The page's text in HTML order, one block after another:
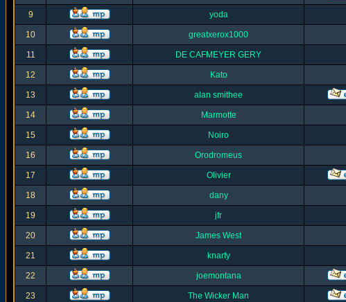
9 yoda
10 greatxerox1000
11 DE CAFMEYER GERY
12 Kato
13 alan smithee
14 Marmotte
15 Noiro
16 Orodromeus
17 Olivier
18 dany
19 jfr
20 James West
21 knarfy
22 joemontana
23 The Wicker Man